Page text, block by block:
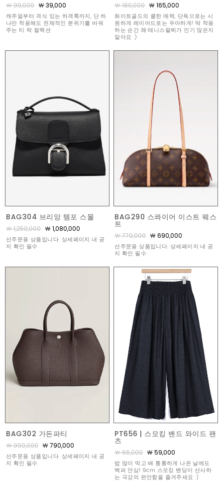
￦ 99,000 ￦ 39,000
캐주얼부터 격식 있는 하객룩까지, 단 하
나만 착용해도 전체적인 분위기를 바꿔
주는 티 락 컬렉션
￦ 180,000 ￦ 165,000
화이트골드의 쿨한 매력, 단독으로는 시
원하게 레이어드로는 우아하게! 딱 착용
하는 순간 왜 테니스팔찌가 인기 많은지
알아요 :)
BAG304 브리앙 템포 스몰
￦ 1,250,000 ￦ 1,080,000
선주문용 상품입니다. 상세페이지 내 공
지 확인 필수
BAG290 스콰이어 이스트 웨스
트
￦ 770,000 ￦ 690,000
선주문용 상품입니다. 상세페이지 내 공
지 확인 필수
BAG302 가든파티
￦ 990,000 ￦ 790,000
선주문용 상품입니다. 상세페이지 내 공
지 확인 필수
PT656 | 스모킹 밴드 와이드 팬
츠
￦ 66,000 ￦ 59,000
밥 많이 먹고 배 통통하게 나온 날에도
백퍼 안심! 9cm 스모킹 밴딩이 선사하
는 극강의 편안함을 즐겨주세요 :)